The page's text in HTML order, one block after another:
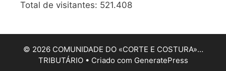
Total de visitantes: 521.408
© 2026 COMUNIDADE DO «CORTE E COSTURA»…
TRIBUTÁRIO• Criado com GeneratePress